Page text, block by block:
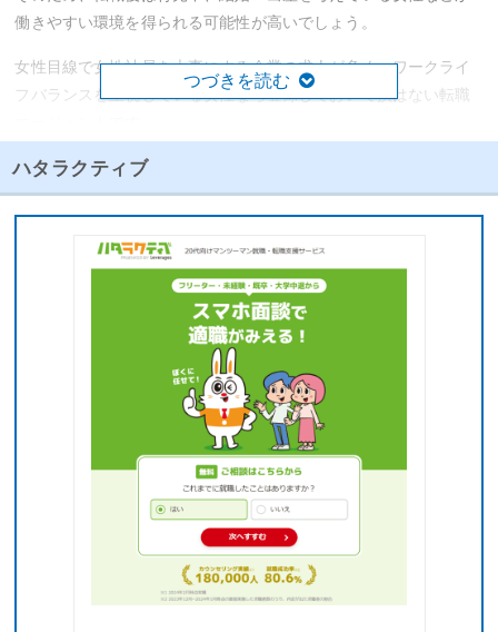
働きやすい環境を得られる可能性が高いでしょう。
女性目線で女性社員を大事にする企業の求人が多く、ワークライ
フバランスを重視している女性なら登録しておいて損はない転職
また、リブズキャリアが持つ独占求人が多く、その質は高いもの
があります。年収条件や待遇条件の良い求人を紹介されるために
はスキルレベルが高くないと難しいですが、過去の実績やキャリ
アに自信がある場合は、良い求人を紹介してもらえる可能性が高
リブズキャリアの公式サイトはこちら
とじる
つづきを読む
ハタラクティブ